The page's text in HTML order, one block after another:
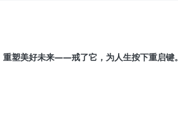
重塑美好未来——戒了它，为人生按下重启键。